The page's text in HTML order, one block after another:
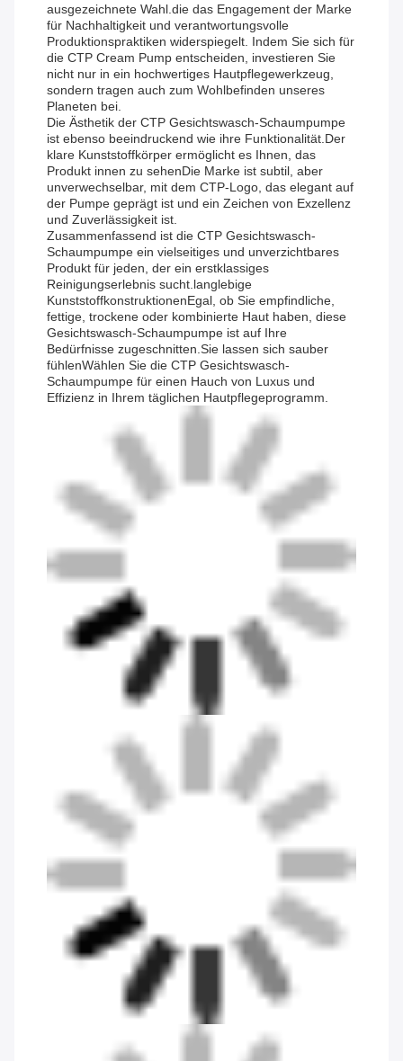
ausgezeichnete Wahl.die das Engagement der Marke
für Nachhaltigkeit und verantwortungsvolle
Produktionspraktiken widerspiegelt. Indem Sie sich für
die CTP Cream Pump entscheiden, investieren Sie
nicht nur in ein hochwertiges Hautpflegewerkzeug,
sondern tragen auch zum Wohlbefinden unseres
Planeten bei.
Die Ästhetik der CTP Gesichtswasch-Schaumpumpe
ist ebenso beeindruckend wie ihre Funktionalität.Der
klare Kunststoffkörper ermöglicht es Ihnen, das
Produkt innen zu sehenDie Marke ist subtil, aber
unverwechselbar, mit dem CTP-Logo, das elegant auf
der Pumpe geprägt ist und ein Zeichen von Exzellenz
und Zuverlässigkeit ist.
Zusammenfassend ist die CTP Gesichtswasch-
Schaumpumpe ein vielseitiges und unverzichtbares
Produkt für jeden, der ein erstklassiges
Reinigungserlebnis sucht.langlebige
KunststoffkonstruktionenEgal, ob Sie empfindliche,
fettige, trockene oder kombinierte Haut haben, diese
Gesichtswasch-Schaumpumpe ist auf Ihre
Bedürfnisse zugeschnitten.Sie lassen sich sauber
fühlenWählen Sie die CTP Gesichtswasch-
Schaumpumpe für einen Hauch von Luxus und
Effizienz in Ihrem täglichen Hautpflegeprogramm.